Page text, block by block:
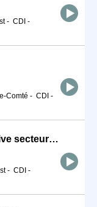
- CDI -
Comté - CDI -
Technicien de maintenance curative secteur éolien (H/F)
- CDI -